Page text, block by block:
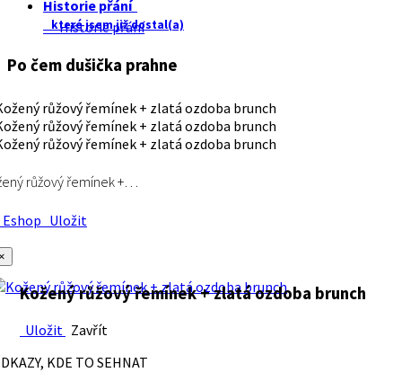
Historie přání
které jsem již dostal(a)
Historie přání
Po čem dušička prahne
růžový řemínek +…
Uložit
Kožený růžový řemínek + zlatá ozdoba brunch
Uložit Zavřít
KDE TO SEHNAT